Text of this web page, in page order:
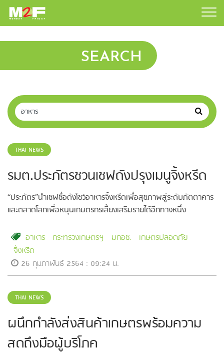
SEARCH
THAI NEWS
รมต.ประภัตรชวนเชฟดังปรุงเมนูจิ้งหรีด
“ประภัตร”นำเชฟชื่อดังโชว์อาหารจิ้งหรีดเพื่อสุขภาพสู่ระดับภัตตาคาร
และตลาดโลกเพื่อหนุนเกษตรกรเลี้ยงเสริมรายได้อีกทางหนึ่ง
อาหาร กระทรวงเกษตรฯ มกอช.
เกษตรปลอดภัย
จิ้งหรีด
26 กุมภาพันธ์ 2564 : 09:24 น.
THAI NEWS
ผนึกกำลังส่งสินค้าเกษตรพร้อมความ
สดถึงมือผู้บริโภค